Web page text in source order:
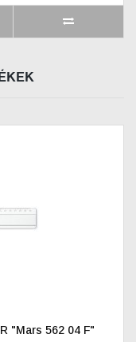
"Mars 562 04 F"